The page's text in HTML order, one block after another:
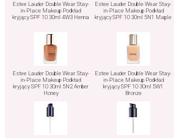
Estee Lauder Double Wear Stay-
in-Place Makeup Podkład
kryjący SPF 10 30ml 4W3 Henna
Estee Lauder Double Wear Stay-
in-Place Makeup Podkład
kryjący SPF 10 30ml 5N1 Maple
Estee Lauder Double Wear Stay-
in-Place Makeup Podkład
kryjący SPF 10 30ml 5N2 Amber
Honey
Estee Lauder Double Wear Stay-
in-Place Makeup Podkład
kryjący SPF 10 30ml 5W1
Bronze